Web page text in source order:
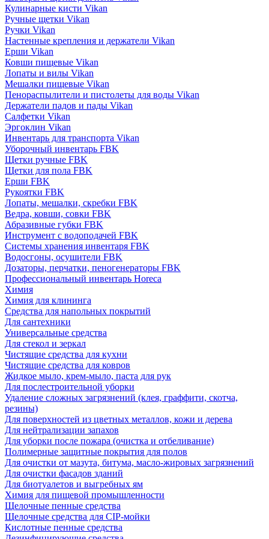
Кулинарные кисти Vikan
Ручные щетки Vikan
Ручки Vikan
Настенные крепления и держатели Vikan
Ерши Vikan
Ковши пищевые Vikan
Лопаты и вилы Vikan
Мешалки пищевые Vikan
Пенораспылители и пистолеты для воды Vikan
Держатели падов и пады Vikan
Салфетки Vikan
Эргоклин Vikan
Инвентарь для транспорта Vikan
Уборочный инвентарь FBK
Щетки ручные FBK
Щетки для пола FBK
Ерши FBK
Рукоятки FBK
Лопаты, мешалки, скребки FBK
Ведра, ковши, совки FBK
Абразивные губки FBK
Инструмент с водоподачей FBK
Системы хранения инвентаря FBK
Водосгоны, осушители FBK
Дозаторы, перчатки, пеногенераторы FBK
Профессиональный инвентарь Horeca
Химия
Химия для клининга
Средства для напольных покрытий
Для сантехники
Универсальные средства
Для стекол и зеркал
Чистящие средства для кухни
Чистящие средства для ковров
Жидкое мыло, крем-мыло, паста для рук
Для послестроительной уборки
Удаление сложных загрязнений (клея, граффити, скотча,
резины)
Для поверхностей из цветных металлов, кожи и дерева
Для нейтрализации запахов
Для уборки после пожара (очистка и отбеливание)
Полимерные защитные покрытия для полов
Для очистки от мазута, битума, масло-жировых загрязнений
Для очистки фасадов зданий
Для биотуалетов и выгребных ям
Химия для пищевой промышленности
Щелочные пенные средства
Щелочные средства для CIP-мойки
Кислотные пенные средства